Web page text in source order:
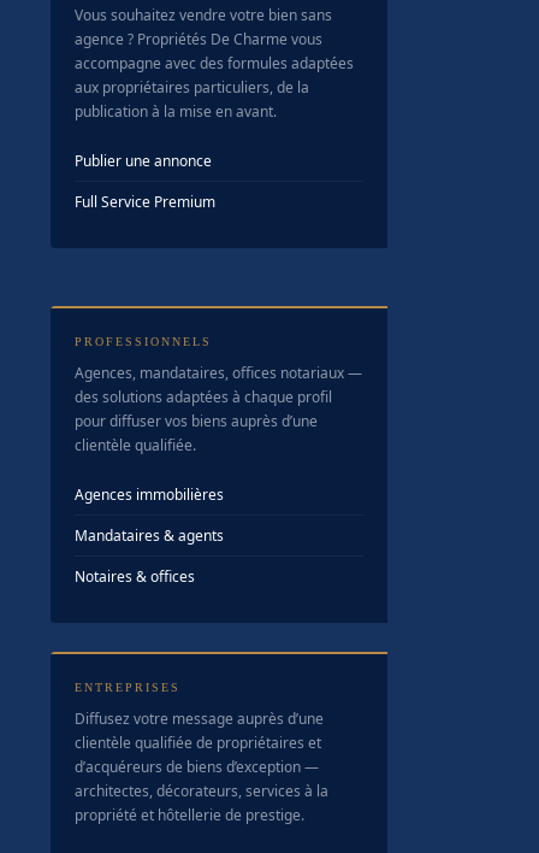
Vous souhaitez vendre votre bien sans
agence ? Propriétés De Charme vous
accompagne avec des formules adaptées
aux propriétaires particuliers, de la
publication à la mise en avant.
Publier une annonce
Full Service Premium
PROFESSIONNELS
Agences, mandataires, offices notariaux —
des solutions adaptées à chaque profil
pour diffuser vos biens auprès d’une
clientèle qualifiée.
Agences immobilières
Mandataires & agents
Notaires & offices
ENTREPRISES
Diffusez votre message auprès d’une
clientèle qualifiée de propriétaires et
d’acquéreurs de biens d’exception —
architectes, décorateurs, services à la
propriété et hôtellerie de prestige.